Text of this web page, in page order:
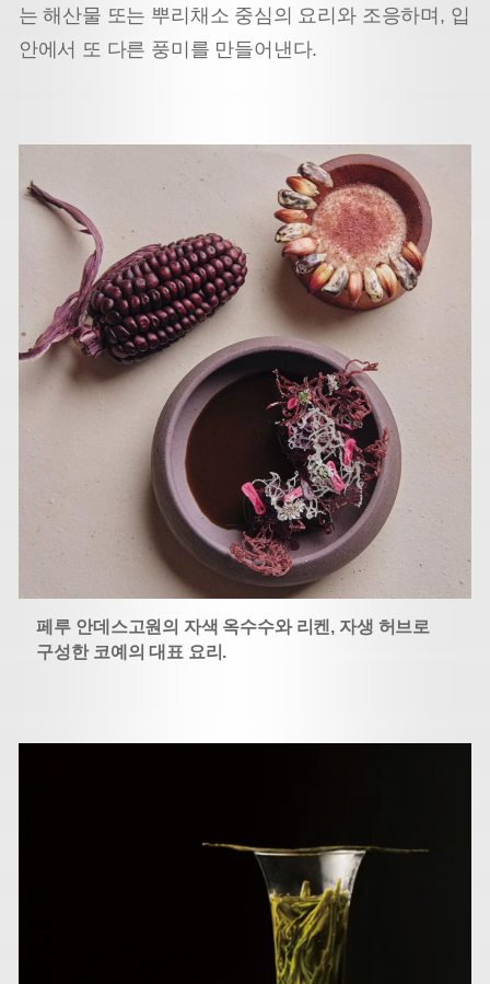
는 해산물 또는 뿌리채소 중심의 요리와 조응하며, 입
안에서 또 다른 풍미를 만들어낸다.
페루 안데스고원의 자색 옥수수와 리켄, 자생 허브로
구성한 코예의 대표 요리.